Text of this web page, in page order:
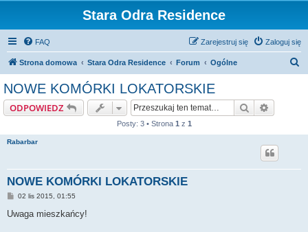
Stara Odra Residence
FAQ Zaloguj się
Zarejestruj się
Strona domowa Stara Odra Residence Forum Ogólne
NOWE KOMÓRKI LOKATORSKIE
ODPOWIEDZ Szukaj
Posty: 3 • Strona 1 z 1
Rabarbar
NOWE KOMÓRKI LOKATORSKIE
P
s
02 lis 2015, 01:55
Uwaga mieszkańcy!